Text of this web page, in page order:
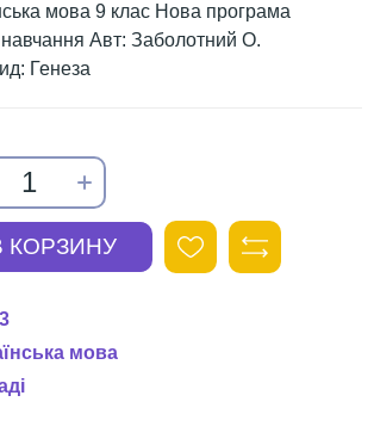
мова 9 клас Нова програма
навчання Авт: Заболотний О.
Генеза
мова